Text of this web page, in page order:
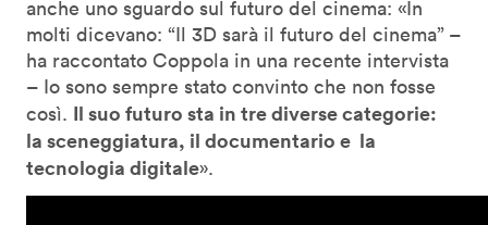
anche uno sguardo sul futuro del cinema: «In
molti dicevano: “Il 3D sarà il futuro del cinema” –
ha raccontato Coppola in una recente intervista
– Io sono sempre stato convinto che non fosse
così. Il suo futuro sta in tre diverse categorie:
la sceneggiatura, il documentario e la
tecnologia digitale».